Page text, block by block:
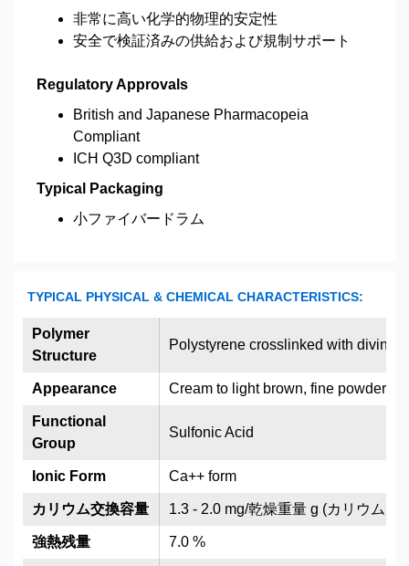
非常に高い化学的物理的安定性
安全で検証済みの供給および規制サポート
Regulatory Approvals
British and Japanese Pharmacopeia
Compliant
ICH Q3D compliant
Typical Packaging
小ファイバードラム
TYPICAL PHYSICAL & CHEMICAL CHARACTERISTICS:
Polystyrene crosslinked with
Cream to light brown, fine powder
Sulfonic Acid
Ca++ form
1.3 - 2.0 mg/乾燥重量 g (カリウム形)
7.0 %
Polymer
Structure
Appearance
Functional
Group
Ionic Form
カリウム交換容量
強熱残量